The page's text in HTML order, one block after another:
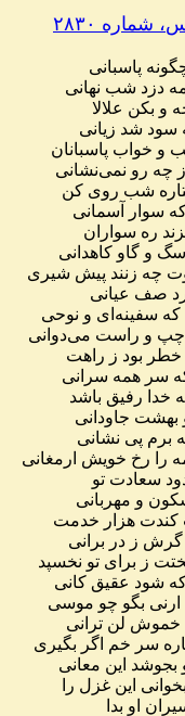
، شماره ۲۸۳۰
پاسبانی
دزد شب نهانی
و بکن علالا
سود شد زیانی
و خواب پاسبانان
ز چه رو نمینشانی
شب روی کن
سوار
آسمانی
ره سواران
سگ و گاو کاهدانی
چه زنند پیش شیری
صف عیانی
که سفینه ای و نوحی
چپ و راست میدوانی
خطر بود ز راهت
سر همه سرانی
خدا رفیق باشد
بهشت جاودانی
برم پی نشانی
را رخ خویش ارمغانی
سعادت تو
و مهربانی
کندت هزار خدمت
گرش ز در برانی
ز برای تو نخسپد
شود عقیق کانی
ارنی بگو چو موسی
خموش لن ترانی
سر خم اگر بگیری
بجوشد این معانی
بخوانی این غزل را
او بدا